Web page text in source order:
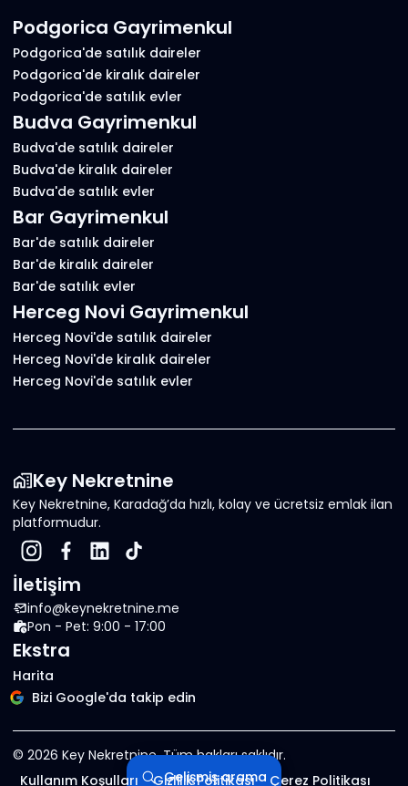
Gelişmiş arama
Podgorica Gayrimenkul
Podgorica'de satılık daireler
Podgorica'de kiralık daireler
Podgorica'de satılık evler
Budva Gayrimenkul
Budva'de satılık daireler
Budva'de kiralık daireler
Budva'de satılık evler
Bar Gayrimenkul
Bar'de satılık daireler
Bar'de kiralık daireler
Bar'de satılık evler
Herceg Novi Gayrimenkul
Herceg Novi'de satılık daireler
Herceg Novi'de kiralık daireler
Herceg Novi'de satılık evler
Key Nekretnine
Key Nekretnine, Karadağ’da hızlı, kolay ve ücretsiz emlak ilan
platformudur.
İletişim
info@keynekretnine.me
Pon - Pet: 9:00 - 17:00
Ekstra
Harita
Bizi Google'da takip edin
© 2026 Key Nekretnine.Tüm hakları saklıdır.
Kullanım Koşulları
Gizlilik Politikası Çerez Politikası